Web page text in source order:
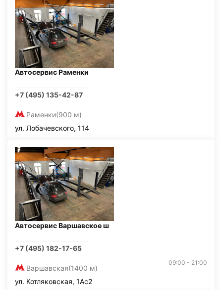
Автосервис Раменки
+7 (495) 135-42-87
Раменки(900 м)
ул. Лобачевского, 114
Автосервис Варшавское ш
+7 (495) 182-17-65
Варшавская(1400 м)
09:00 - 21:00
ул. Котляковская, 1Ас2